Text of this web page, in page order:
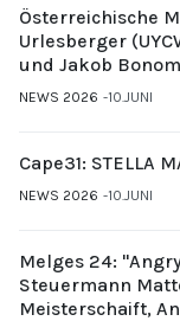
Österreichische
Urlesberger
und Jakob
Gubi (UYCMo)
NEWS 2026 10.JUNI
Cape31: STELLA
NEWS 2026 10.JUNI
Melges 24:
Steuermann
Meisterschaift,